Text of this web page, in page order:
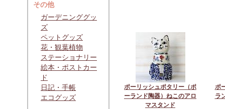
その他
ガーデニンググッ
ズ
ペットグッズ
花・観葉植物
ステーショナリー
絵本・ポストカー
ド
日記・手帳
エコグッズ
ポーリッシュポタリー（ポ
ーランド陶器）ねこのアロ
マスタンド
ポ
ラ